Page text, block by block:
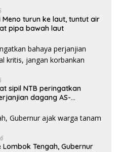
Meno turun ke laut, tuntut air
pipa bawah laut
sipil NTB peringatkan
dagang AS-
lingkungan dan warga lokal
Tengah, Gubernur